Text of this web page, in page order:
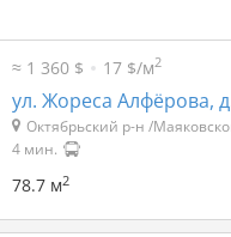
≈ 1 360 $ 17 $/м2
ул. Жореса Алфёрова,
Октябрьский р-н /
4 мин.
78.7 м2